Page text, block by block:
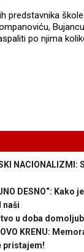
predstavnika
po njima
DESNO“:
naši
u doba
KRENU:
pristajem!